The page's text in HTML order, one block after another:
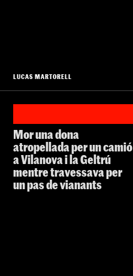
LUCAS MARTORELL
Mor una dona
atropellada per un camió
a Vilanova i la Geltrú
mentre travessava per
un pas de vianants